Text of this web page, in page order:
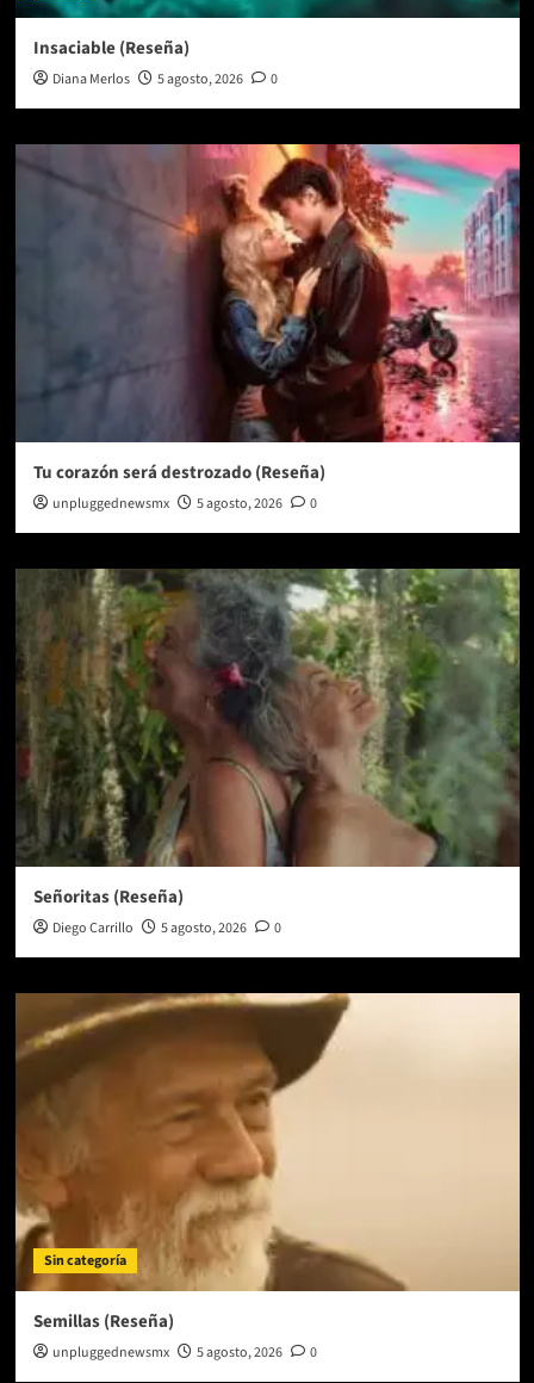
Insaciable (Reseña)
Diana Merlos 5 agosto, 2026 0
Tu corazón será destrozado (Reseña)
unpluggednewsmx 5 agosto, 2026 0
Señoritas (Reseña)
Diego Carrillo 5 agosto, 2026 0
Sin categoría
Semillas (Reseña)
unpluggednewsmx 5 agosto, 2026 0